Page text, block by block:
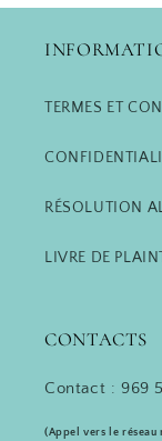
TERMES ET
RÉSOLUTION
LIVRE DE
CONTACTS
Contact : 969
(Appel vers le